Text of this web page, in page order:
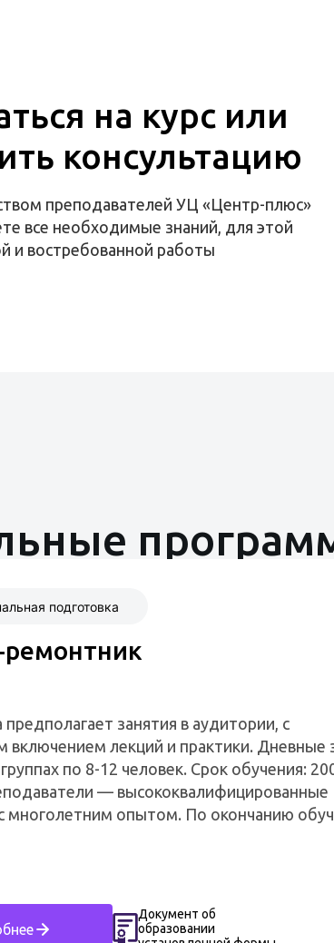
на курс или
консультацию
преподавателей УЦ «Центр-плюс»
все необходимые знаний, для этой
и востребованной работы
подготовка
ремонтник
занятия в аудитории, с
включением лекций и практики. Дневные
по 8-12 человек. Срок обучения:
— высококвалифицированные
многолетним опытом. По окончанию
Документ об
образовании